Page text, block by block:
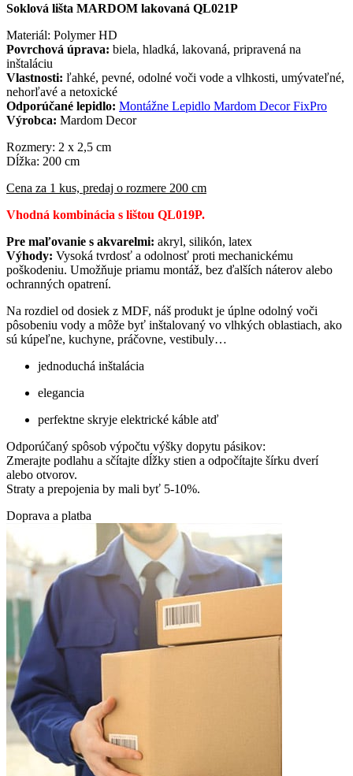
Soklová lišta MARDOM lakovaná QL021P
Materiál: Polymer HD
Povrchová úprava: biela, hladká, lakovaná, pripravená na
inštaláciu
Vlastnosti: ľahké, pevné, odolné voči vode a vlhkosti, umývateľné,
nehorľavé a netoxické
Odporúčané lepidlo: Montážne Lepidlo Mardom Decor FixPro
Výrobca: Mardom Decor
Rozmery: 2 x 2,5 cm
Dĺžka: 200 cm
Cena za 1 kus, predaj o rozmere 200 cm
Vhodná kombinácia s lištou QL019P.
Pre maľovanie s akvarelmi: akryl, silikón, latex
Výhody: Vysoká tvrdosť a odolnosť proti mechanickému
poškodeniu. Umožňuje priamu montáž, bez ďalších náterov alebo
ochranných opatrení.
Na rozdiel od dosiek z MDF, náš produkt je úplne odolný voči
pôsobeniu vody a môže byť inštalovaný vo vlhkých oblastiach, ako
sú kúpeľne, kuchyne, práčovne, vestibuly…
jednoduchá inštalácia
elegancia
perfektne skryje elektrické káble atď
Odporúčaný spôsob výpočtu výšky dopytu pásikov:
Zmerajte podlahu a sčítajte dĺžky stien a odpočítajte šírku dverí
alebo otvorov.
Straty a prepojenia by mali byť 5-10%.
Doprava a platba